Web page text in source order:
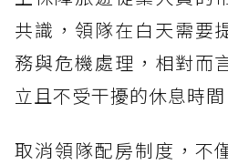
共識，領隊在白天需要
務與危機處理，相對而
立且不受干擾的休息時間
取消領隊配房制度，不